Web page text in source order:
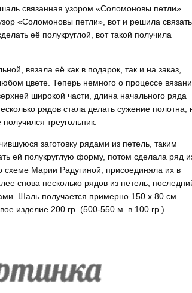
связанная узором «Соломоновы петли».
«Соломоновы петли», вот и решила связать
её полукруглой, вот такой получила
вязала её как в подарок, так и на заказ,
цвете. Теперь немного о процессе
широкой части, длина начального ряда
рядов стала делать сужение полотна,
треугольник.
заготовку рядами из петель, таким
ей полукруглую форму, потом сделала ряд
схеме Марии Радугиной, присоединяла их в
снова несколько рядов из петель,
Шаль получается примерно 150 х 80 см.
изделие 200 гр. (500-550 м. в 100 гр.)